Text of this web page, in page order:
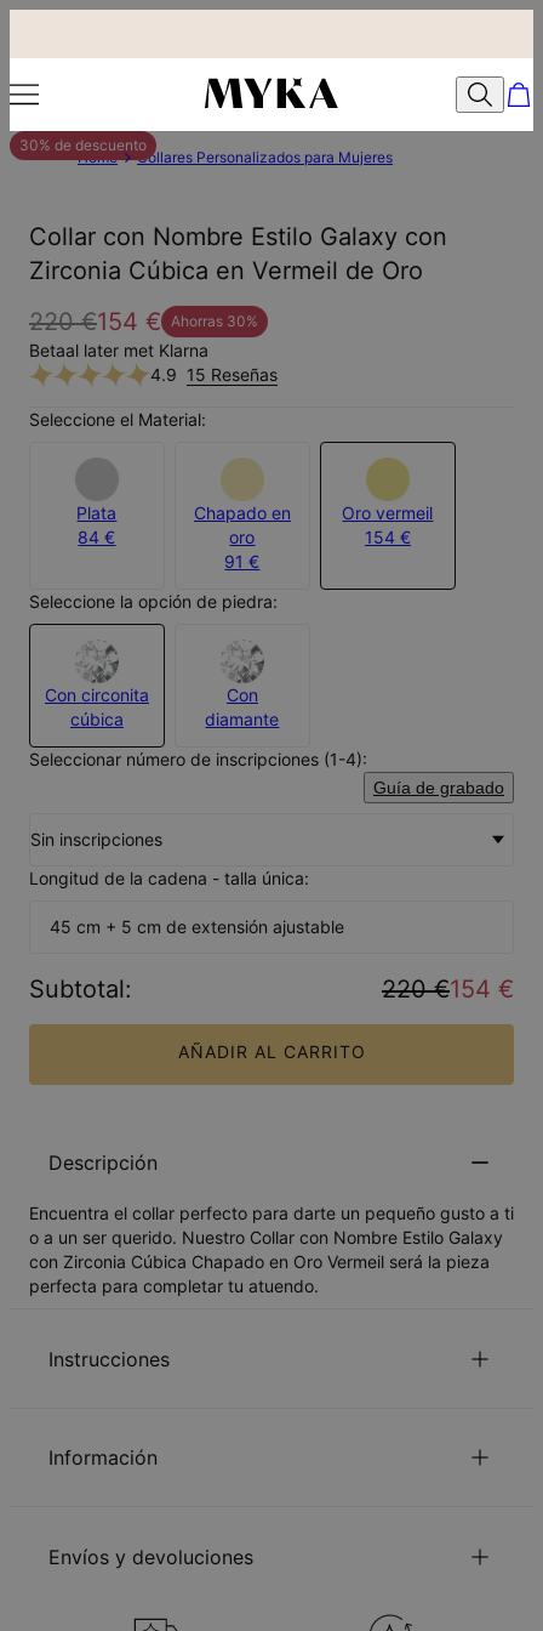
30% de descuento
Home Collares Personalizados para Mujeres
Collar con Nombre Estilo Galaxy con
Zirconia Cúbica en Vermeil de Oro
220 €154 € Ahorras 30%
Betaal later met Klarna
4.9 15 Reseñas
Seleccione el Material:
Plata
84 €
Chapado en
oro
91 €
Oro vermeil
154 €
Seleccione la opción de piedra:
Con circonita
cúbica
Con
diamante
Seleccionar número de inscripciones (1-4):
Guía de grabado
Sin inscripciones
Longitud de la cadena - talla única:
45 cm + 5 cm de extensión ajustable
Subtotal: 220 €154 €
AÑADIR AL CARRITO
Descripción
Encuentra el collar perfecto para darte un pequeño gusto a ti
o a un ser querido. Nuestro Collar con Nombre Estilo Galaxy
con Zirconia Cúbica Chapado en Oro Vermeil será la pieza
perfecta para completar tu atuendo.
Instrucciones
cadena.
Información
Medidas
23.98mm x 23.98mm
Envíos y devoluciones